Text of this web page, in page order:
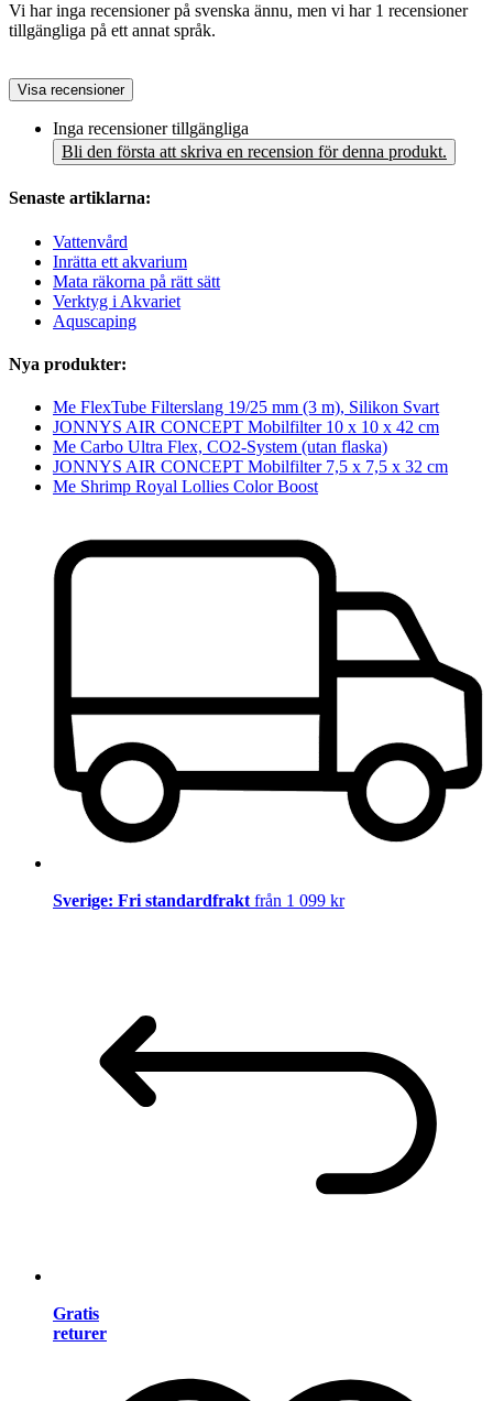
Vi har inga recensioner på svenska ännu, men vi har 1 recensioner
tillgängliga på ett annat språk.
Visa recensioner
Inga recensioner tillgängliga
Bli den första att skriva en recension för denna produkt.
Senaste artiklarna:
Vattenvård
Inrätta ett akvarium
Mata räkorna på rätt sätt
Verktyg i Akvariet
Aquscaping
Nya produkter:
Me FlexTube Filterslang 19/25 mm (3 m), Silikon Svart
JONNYS AIR CONCEPT Mobilfilter 10 x 10 x 42 cm
Me Carbo Ultra Flex, CO2-System (utan flaska)
JONNYS AIR CONCEPT Mobilfilter 7,5 x 7,5 x 32 cm
Me Shrimp Royal Lollies Color Boost
Sverige: Fri standardfrakt från 1 099 kr
Gratis
returer